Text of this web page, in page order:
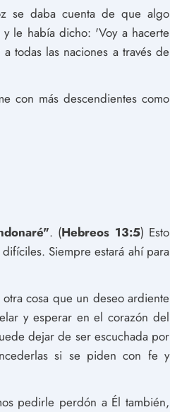
se daba cuenta de que algo
le había dicho: 'Voy a hacerte
todas las naciones a través de
con más descendientes como
. (Hebreos 13:5) Esto
Siempre estará ahí para
cosa que un deseo ardiente
y esperar en el corazón del
dejar de ser escuchada por
si se piden con fe y
pedirle perdón a Él también,